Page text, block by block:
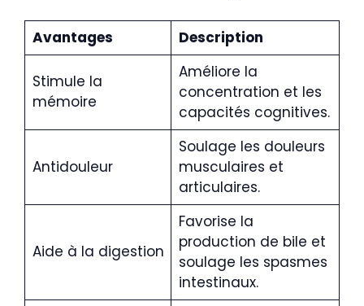
Avantages Description
Stimule la
mémoire
Améliore la
concentration et les
capacités cognitives.
Antidouleur
Soulage les douleurs
musculaires et
articulaires.
Aide à la digestion
Favorise la
production de bile et
soulage les spasmes
intestinaux.